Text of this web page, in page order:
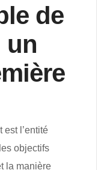
de
un
est l’entité
objectifs
la manière